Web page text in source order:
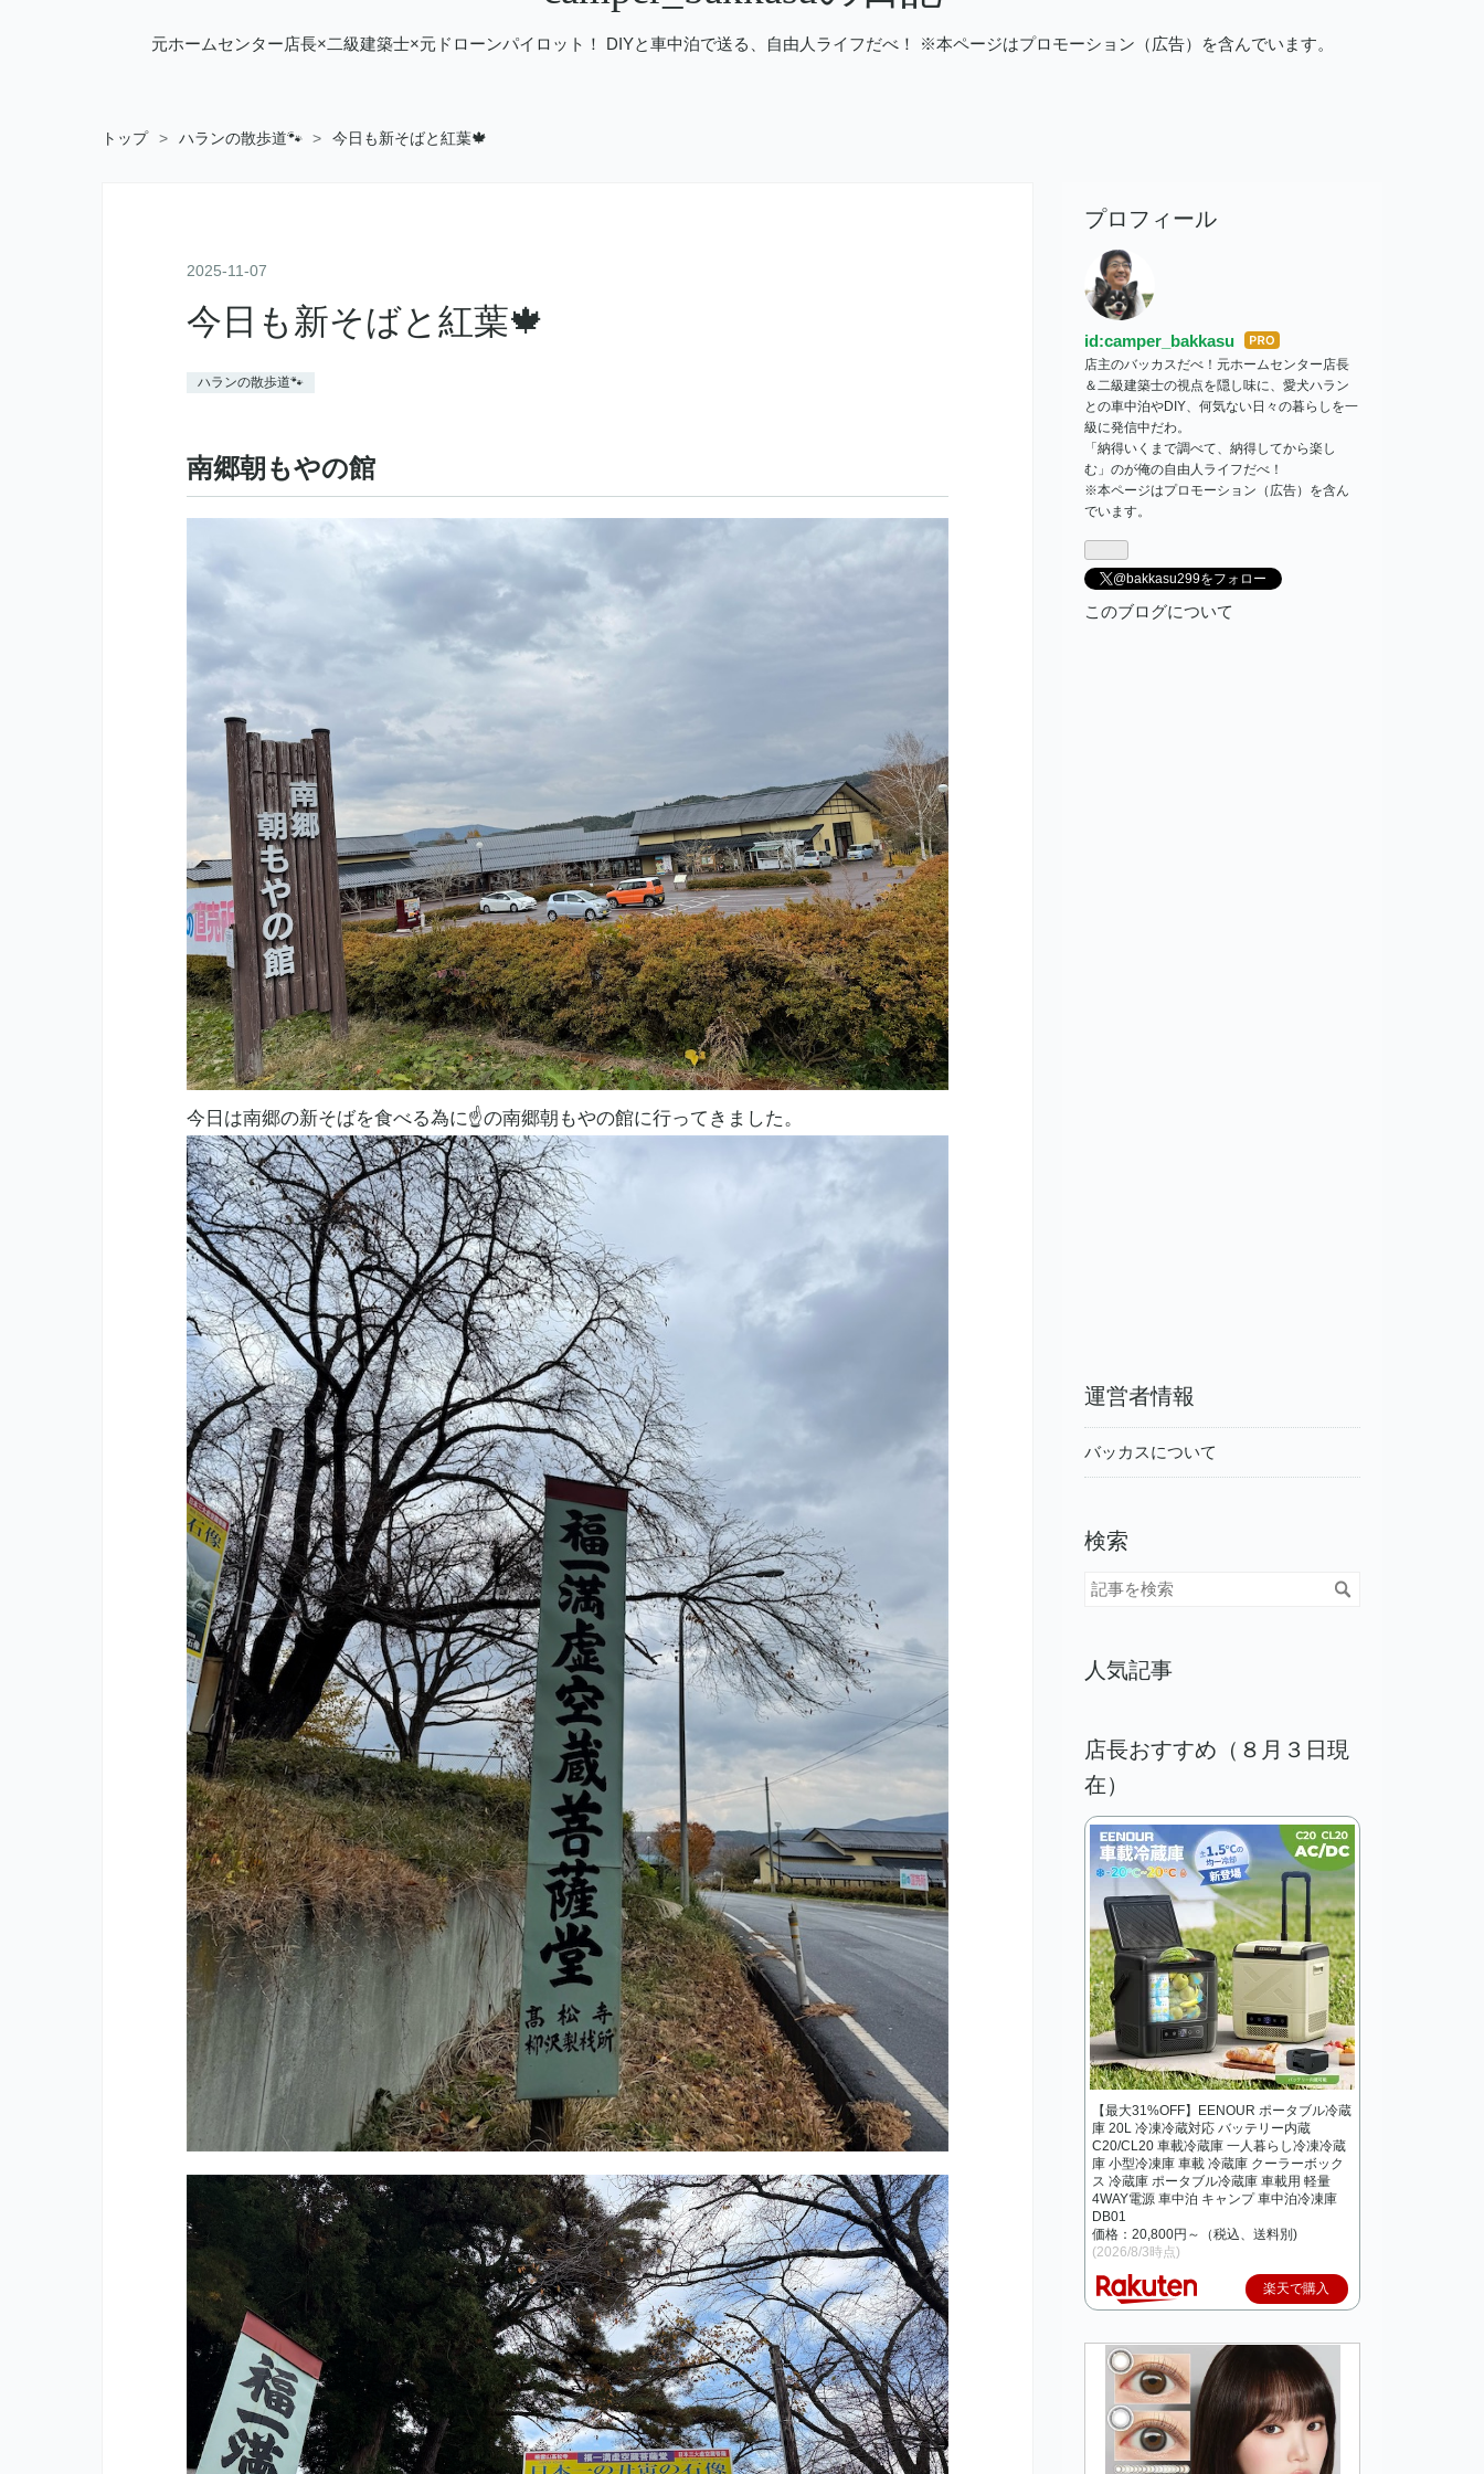
元ホームセンター店長×二級建築士×元ドローンパイロット！ DIYと車中泊で送る、自由人ライフだべ！ ※本ページはプロモーション（広告）を含んでいます。
トップ > ハランの散歩道🐾 > 今日も新そばと紅葉🍁
2025-11-07
今日も新そばと紅葉🍁
ハランの散歩道🐾
南郷朝もやの館
今日は南郷の新そばを食べる為に☝️の南郷朝もやの館に行ってきました。
プロフィール
id:camper_bakkasu はて
なブ
ログ
店主のバッカスだべ！元ホームセンター店長
＆二級建築士の視点を隠し味に、愛犬ハラン
との車中泊やDIY、何気ない日々の暮らしを一
級に発信中だわ。
「納得いくまで調べて、納得してから楽し
む」のが俺の自由人ライフだべ！
※本ページはプロモーション（広告）を含ん
でいます。
@bakkasu299をフォロー
このブログについて
運営者情報
バッカスについて
検索
人気記事
店長おすすめ（８月３日現
在）
【最大31%OFF】EENOUR ポータブル冷蔵
庫 20L 冷凍冷蔵対応 バッテリー内蔵
C20/CL20 車載冷蔵庫 一人暮らし冷凍冷蔵
庫 小型冷凍庫 車載 冷蔵庫 クーラーボック
ス 冷蔵庫 ポータブル冷蔵庫 車載用 軽量
4WAY電源 車中泊 キャンプ 車中泊冷凍庫
DB01
価格：20,800円～（税込、送料別)
(2026/8/3時点)
楽天で購入